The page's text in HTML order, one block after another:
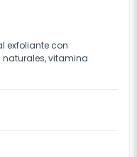
exfoliante con
vitamina